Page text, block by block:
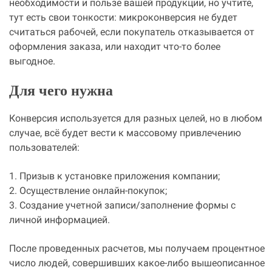
необходимости и пользе вашей продукции, но учтите,
тут есть свои тонкости: микроконверсия не будет
считаться рабочей, если покупатель отказывается от
оформления заказа, или находит что-то более
выгодное.
Для чего нужна
Конверсия используется для разных целей, но в любом
случае, всё будет вести к массовому привлечению
пользователей:
1. Призыв к установке приложения компании;
2. Осуществление онлайн-покупок;
3. Создание учетной записи/заполнение формы с
личной информацией.
После проведенных расчетов, мы получаем процентное
число людей, совершивших какое-либо вышеописанное